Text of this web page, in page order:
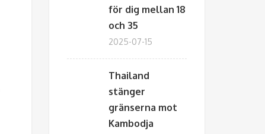
för dig mellan 18
och 35
2025-07-15
Thailand
stänger
gränserna mot
Kambodja